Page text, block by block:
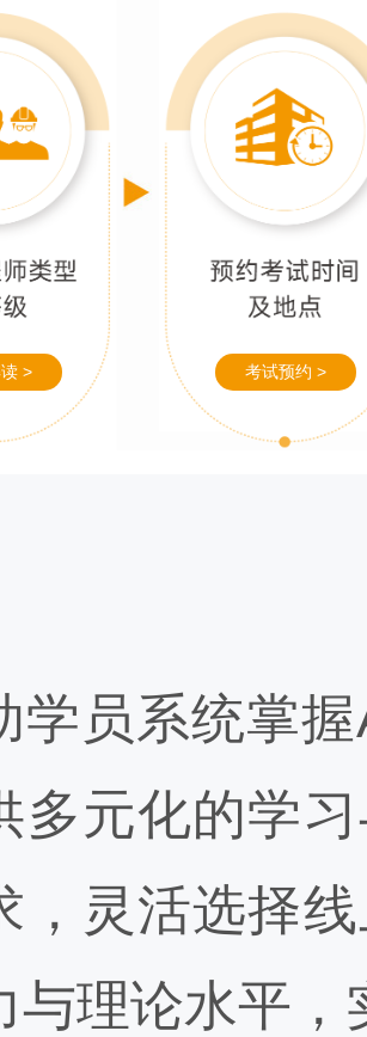
> 考试预约 >
学员系统掌
多元化的学
，灵活选择
与理论水平